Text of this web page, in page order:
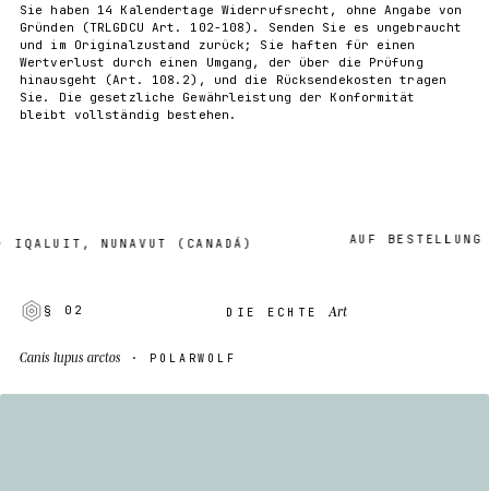
Sie haben 14 Kalendertage Widerrufsrecht, ohne Angabe von
Gründen (TRLGDCU Art. 102-108). Senden Sie es ungebraucht
und im Originalzustand zurück; Sie haften für einen
Wertverlust durch einen Umgang, der über die Prüfung
hinausgeht (Art. 108.2), und die Rücksendekosten tragen
Sie. Die gesetzliche Gewährleistung der Konformität
bleibt vollständig bestehen.
NUNAVUT (CANADÁ) AUF BESTELLUNG ·
§ 02 DIE ECHTEArt
Canis lupus arctos · POLARWOLF